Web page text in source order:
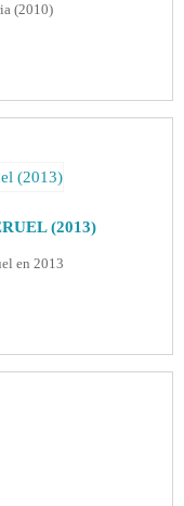
(2010)
(2013)
en 2013